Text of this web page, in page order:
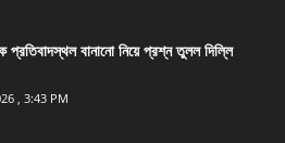
প্রতিবাদস্থল বানানো নিয়ে প্রশ্ন তুলল দিল্লি
, 3:43 PM